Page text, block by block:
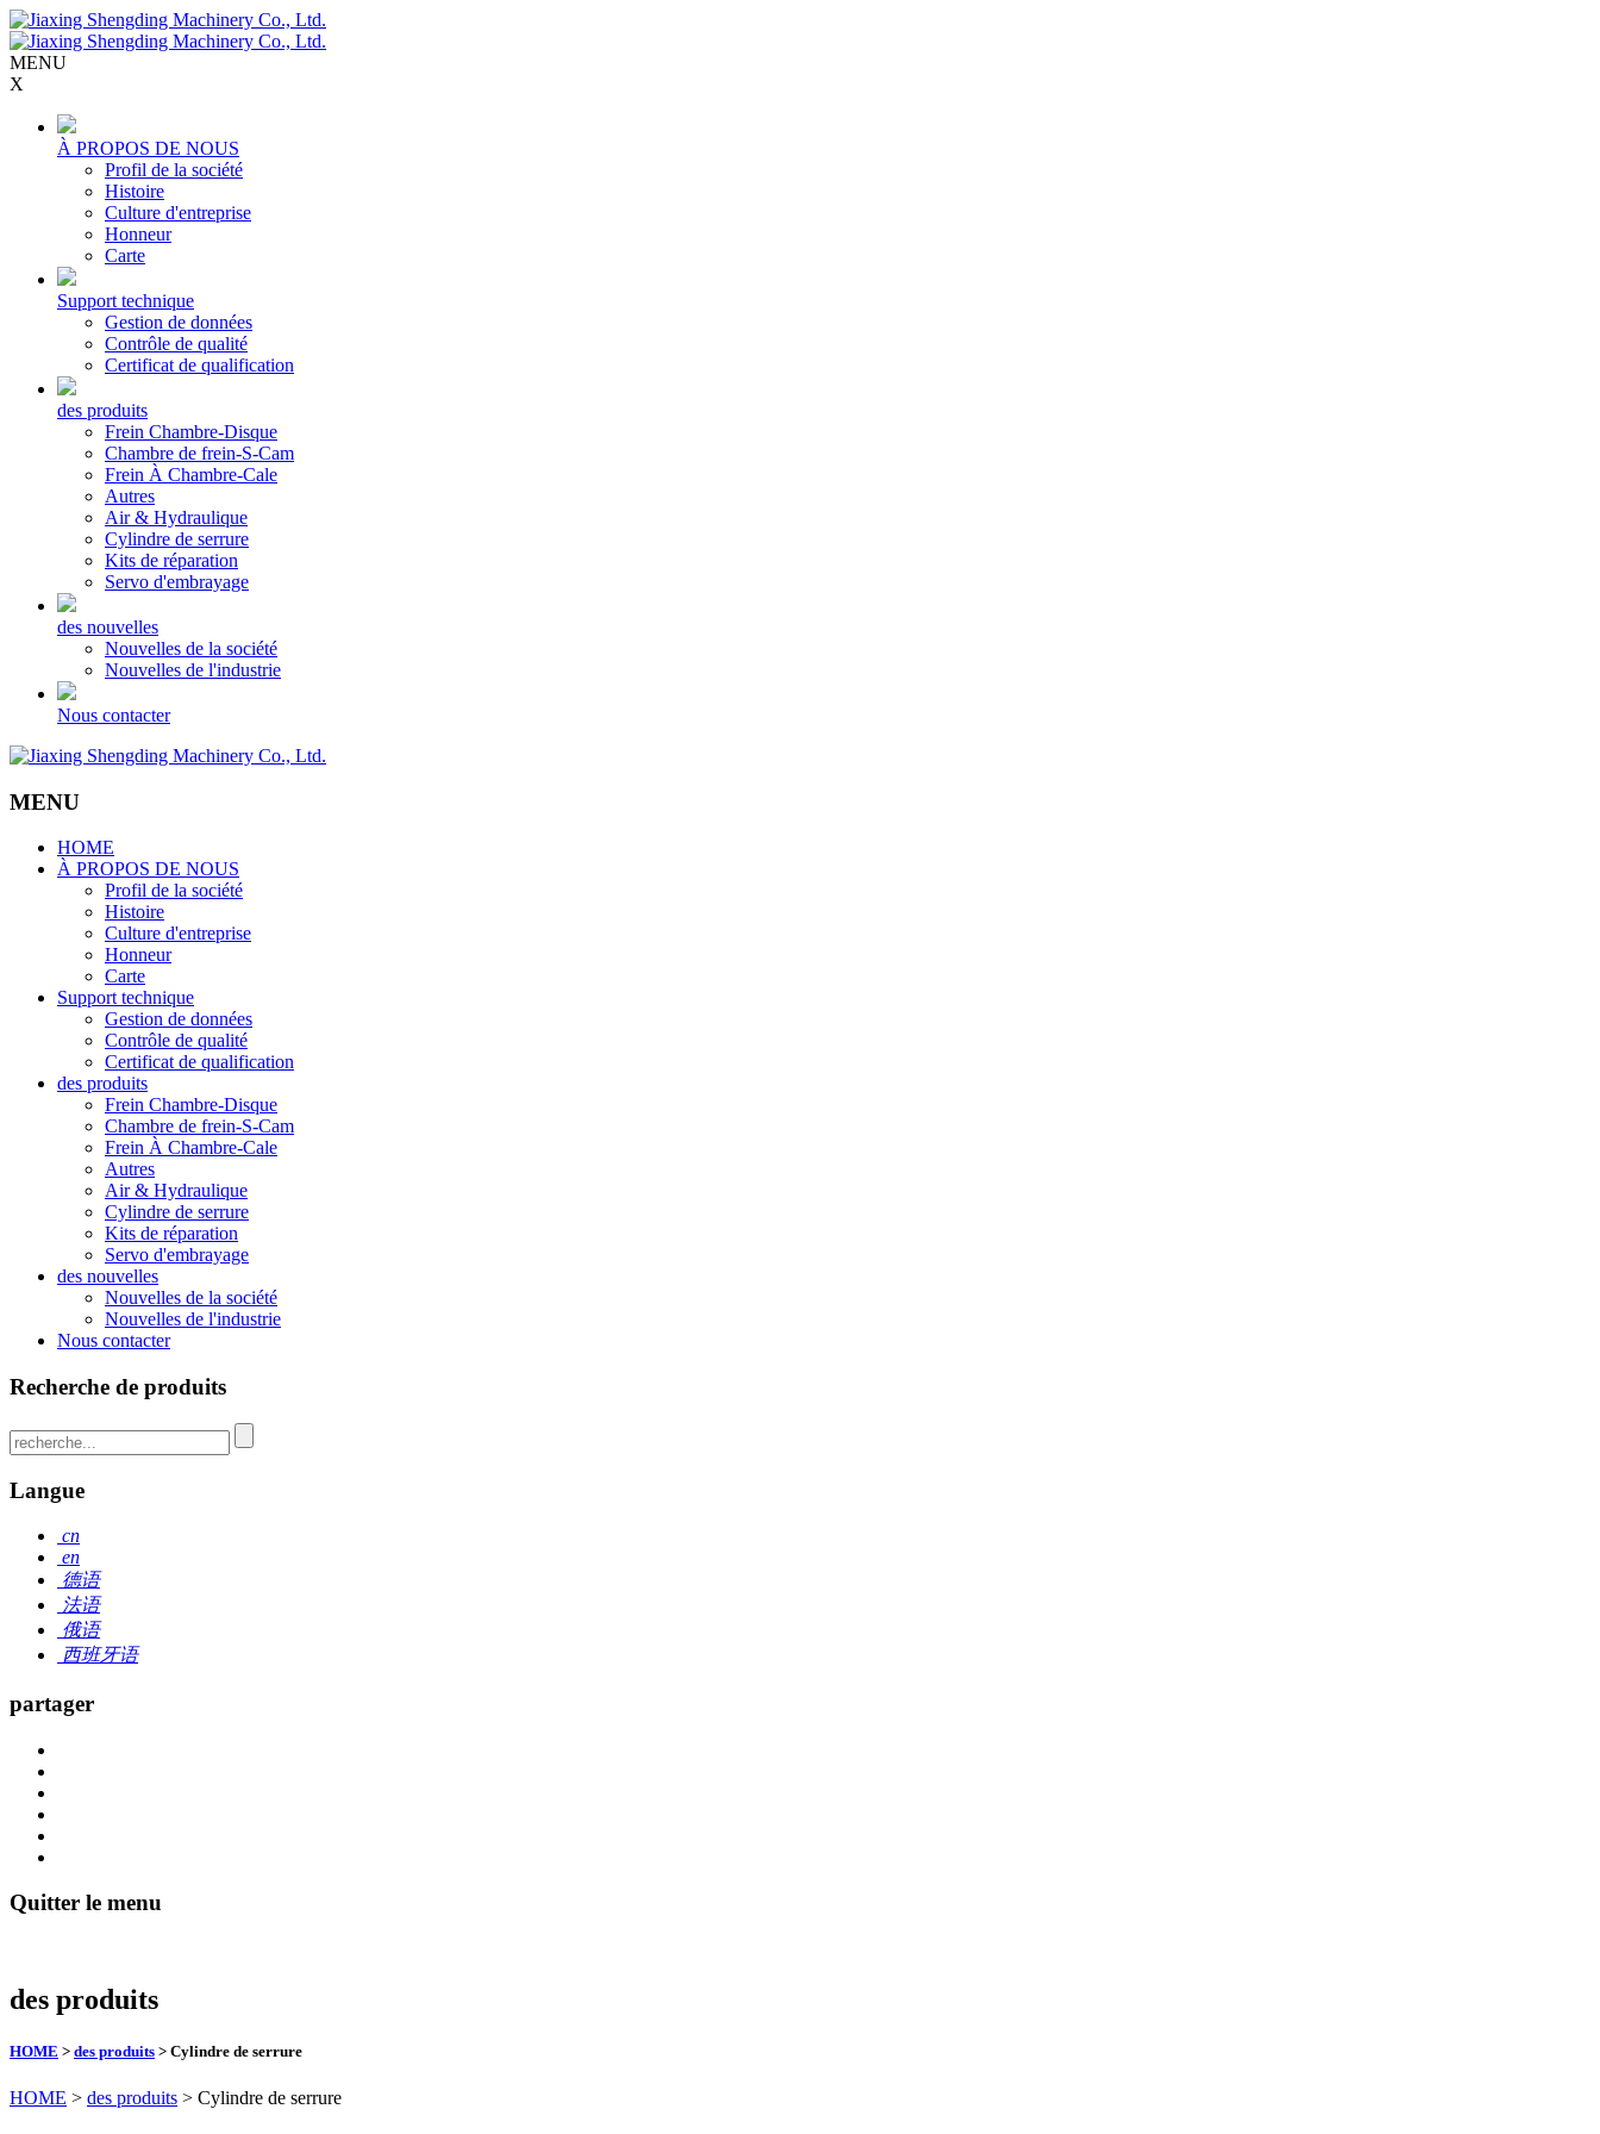
MENU
X
À PROPOS DE NOUS
Profil de la société
Histoire
Culture d'entreprise
Honneur
Carte
Support technique
Gestion de données
Contrôle de qualité
Certificat de qualification
des produits
Frein Chambre-Disque
Chambre de frein-S-Cam
Frein À Chambre-Cale
Autres
Air & Hydraulique
Cylindre de serrure
Kits de réparation
Servo d'embrayage
des nouvelles
Nouvelles de la société
Nouvelles de l'industrie
Nous contacter
MENU
HOME
À PROPOS DE NOUS
Profil de la société
Histoire
Culture d'entreprise
Honneur
Carte
Support technique
Gestion de données
Contrôle de qualité
Certificat de qualification
des produits
Frein Chambre-Disque
Chambre de frein-S-Cam
Frein À Chambre-Cale
Autres
Air & Hydraulique
Cylindre de serrure
Kits de réparation
Servo d'embrayage
des nouvelles
Nouvelles de la société
Nouvelles de l'industrie
Nous contacter
Recherche de produits
Langue
cn
en
德语
法语
俄语
西班牙语
partager
Quitter le menu
des produits
HOME > des produits > Cylindre de serrure
HOME > des produits > Cylindre de serrure